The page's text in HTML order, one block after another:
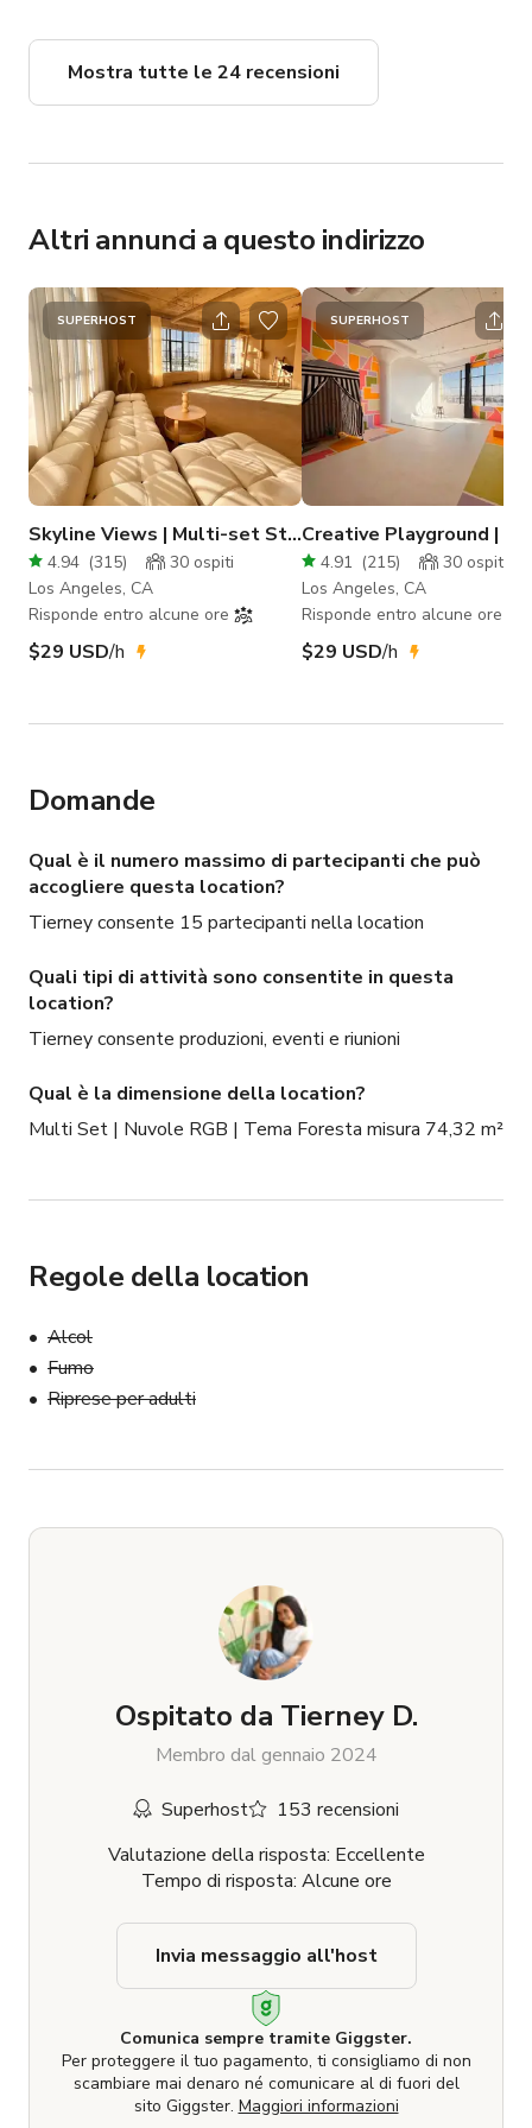
della prenotazione non giustifica tempo extra gratuito.
Assicurati di leggere tutte le istruzioni attentamente
per evitare problemi.
-Se sei in ritardo o hai bisogno di più tempo rispetto a
Fotografia di moda|Stampa
commerciale|Film|Podcast|Shooting di brand|Creatori di
contenuti social media|Si prega di ricordare che questo è
uno spazio creativo per professionisti del settore. Per
mantenere l'integrità, la pulizia e lo standard dello
spazio, chiediamo di rispettare e seguire le regole della
casa. Lavorando come comunità potremo garantire a tutti
la stessa esperienza a 5 stelle durante la prenotazione.
*L'uso improprio dello spazio e il mancato rispetto delle
regole della casa possono comportare multe salate,
termine anticipato della prenotazione, costi di pulizia e
altro.
pavimento. Se hai bisogno di spostare qualcosa, chiedi
aiutarti. Nota che tutti i mobili e gli oggetti di scena
richiedono almeno 2 persone per essere sollevati e
spostati in modo corretto e sicuro.
- Per la sicurezza di tutti sono installate telecamere di
sicurezza in ogni spazio (nessuna registrazione nei bagni o
Sono consentite macchine del fumo
-Non è consentita la nudità (nudità suggerita ok -
Mostra tutte le 24 recensioni
Altri annunci a questo indirizzo
SUPERHOST
Skyline Views | Multi-set Studio | Fire Escape
4.94 (315) 30 ospiti
Los Angeles, CA
Risponde entro alcune ore
$29 USD/h
SUPERHOST
Creative Playground |
4.91 (215) 30 ospiti
Los Angeles, CA
Risponde entro alcune ore
$29 USD/h
Domande
Qual è il numero massimo di partecipanti che può
accogliere questa location?
Tierney consente 15 partecipanti nella location
Quali tipi di attività sono consentite in questa
location?
Tierney consente produzioni, eventi e riunioni
Qual è la dimensione della location?
Multi Set | Nuvole RGB | Tema Foresta misura 74,32 m²
Regole della location
Alcol
Fumo
Riprese per adulti
Ospitato da Tierney D.
Membro dal gennaio 2024
Superhost
153 recensioni
Valutazione della risposta: Eccellente
Tempo di risposta: Alcune ore
Comunica sempre tramite Giggster.
Per proteggere il tuo pagamento, ti consigliamo di non
scambiare mai denaro né comunicare al di fuori del
sito Giggster. Maggiori informazioni
Invia messaggio all'host